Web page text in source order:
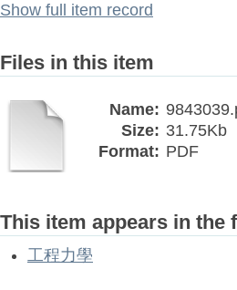
Show full item record
Files in this item
Name:
Size: 31.75Kb
Format: PDF
This item appears in the
工程力學